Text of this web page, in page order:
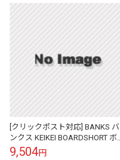
[クリックポスト対応] BANKS バ
ンクス KEIKEI BOARDSHORT ボ
ードショーツ BS0164
9,504円